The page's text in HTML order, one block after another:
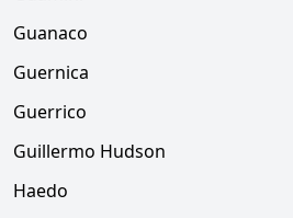
Guanaco
Guernica
Guerrico
Guillermo Hudson
Haedo